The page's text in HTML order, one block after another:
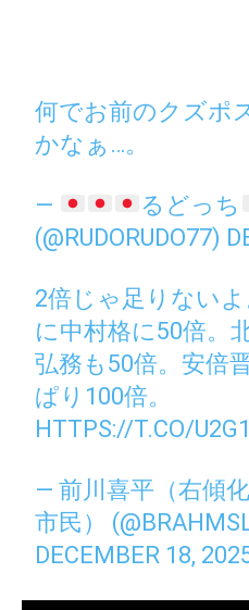
何でお前のクズポ
かなぁ…。
—
るどっち
(@RUDORUDO77)
2倍じゃ足りない
に中村格に50倍。
弘務も50倍。安倍
ぱり100倍。
HTTPS://T.CO/
— 前川喜平（右傾
市民）
DECEMBER 18,